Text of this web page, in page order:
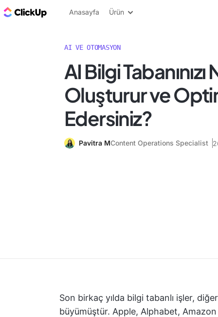
ClickUp Blog
Anasayfa Ürün
AI VE OTOMASYON
AI Bilgi Tabanınızı
Oluşturur ve
Edersiniz?
Pavitra MContent Operations Specialist
Son birkaç yılda bilgi tabanlı işler,
büyümüştür. Apple, Alphabet,